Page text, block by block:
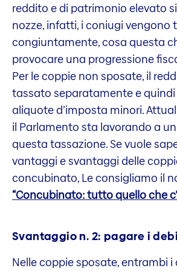
reddito e di patrimonio elevato
nozze, infatti, i coniugi vengono
congiuntamente, cosa questa
provocare una progressione
Per le coppie non sposate, il
tassato separatamente e
aliquote d’imposta minori.
il Parlamento sta lavorando a
questa tassazione. Se vuole
vantaggi e svantaggi delle
concubinato, Le consigliamo il
“Concubinato: tutto quello che
Svantaggio n. 2: pagare i
Nelle coppie sposate, entrambi